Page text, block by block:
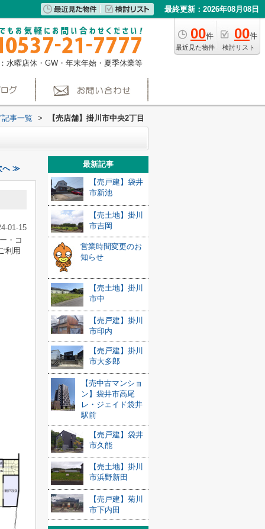
最終更新：2026年08月08日
00件
最近見た物件
00件
検討リスト
水曜店休・GW・年末年始・夏季休業等
事一覧 > 【売店舗】掛川市中央2丁目
へ ≫
01-15
・コ
利用
最新記事
【売戸建】袋井
市新池
【売土地】掛川
市吉岡
営業時間変更のお
知らせ
【売土地】掛川
市中
【売戸建】掛川
市印内
【売戸建】掛川
市大多郎
【売中古マンショ
ン】袋井市高尾
レ・ジェイド袋井
駅前
【売戸建】袋井
市久能
【売土地】掛川
市浜野新田
【売戸建】菊川
市下内田